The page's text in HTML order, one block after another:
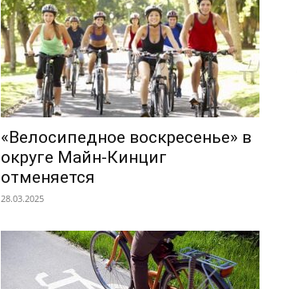
«Велосипедное воскресенье» в
округе Майн-Кинциг
отменяется
28.03.2025